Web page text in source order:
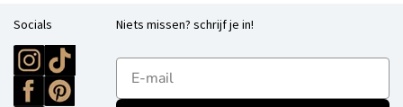
Socials Niets missen? schrijf je in!
E-mailadres